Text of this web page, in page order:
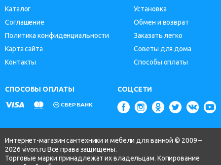
Каталог
Соглашение
Политика конфиденциальности
Карта сайта
Контакты
Установка
Обмен и возврат
Заказать легко
Советы для дома
Способы оплаты
СПОСОБЫ ОПЛАТЫ СОЦСЕТИ
Интернет-магазин сантехники и мебели для ванной © 2009 –
2026 vivon.ru Все права защищены.
Торговые марки принадлежат их владельцам. Копирование